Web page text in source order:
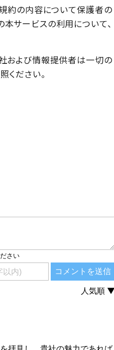
約の内容について保護者の
サービスの利用について、
および情報提供者は一切の
ください。